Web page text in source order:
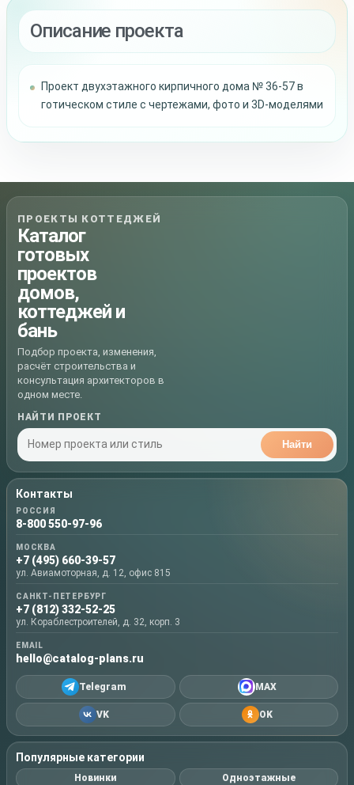
Описание проекта
Проект двухэтажного кирпичного дома № 36-57 в
готическом стиле с чертежами, фото и 3D-моделями
ПРОЕКТЫ КОТТЕДЖЕЙ
Каталог
готовых
проектов
домов,
коттеджей и
бань
Подбор проекта, изменения,
расчёт строительства и
консультация архитекторов в
одном месте.
НАЙТИ ПРОЕКТ
Найти
Контакты
РОССИЯ
8-800 550-97-96
МОСКВА
+7 (495) 660-39-57
ул. Авиамоторная, д. 12, офис 815
САНКТ-ПЕТЕРБУРГ
+7 (812) 332-52-25
ул. Кораблестроителей, д. 32, корп. 3
EMAIL
hello@catalog-plans.ru
Telegram MAX
VK OK
Популярные категории
Новинки Одноэтажные